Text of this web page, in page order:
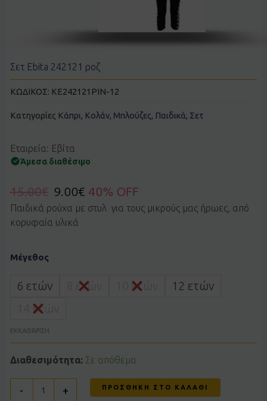
Σετ Ebita 242121 ροζ
ΚΩΔΙΚΟΣ: KE242121PIN-12
Κατηγορίες Κάπρι, Κολάν, Μπλούζες, Παιδικά, Σετ
Εταιρεία: Εβίτα
Άμεσα διαθέσιμο
15.00€ 9.00€ 40% OFF
Παιδικά ρούχα με στυλ για τους μικρούς μας ήρωες, από
κορυφαία υλικά
Μέγεθος
6 ετών 8 ετών 10 ετών
12 ετών
14 ετών
ΕΚΚΑΘΆΡΙΣΗ
Διαθεσιμότητα: Σε απόθεμα
-
Ebita
ροζ
ποσότητα
+ ΠΡΟΣΘΉΚΗ ΣΤΟ ΚΑΛΆΘΙ